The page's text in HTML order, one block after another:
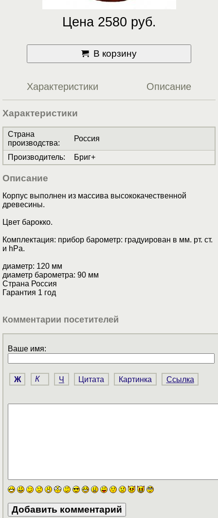
Цена 2580 руб.
В корзину
Характеристики Описание
Характеристики
Страна
производства:
Россия
Производитель: Бриг+
Описание
Корпус выполнен из массива высококачественной
древесины.
Цвет барокко.
Комплектация: прибор барометр: градуирован в мм. рт. ст.
и hPa.
диаметр: 120 мм
диаметр барометра: 90 мм
Страна Россия
Гарантия 1 год
Комментарии посетителей
Ваше имя:
Ж К Ч Цитата Картинка Ссылка